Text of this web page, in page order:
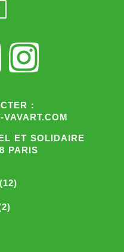
:
ET SOLIDAIRE
PARIS